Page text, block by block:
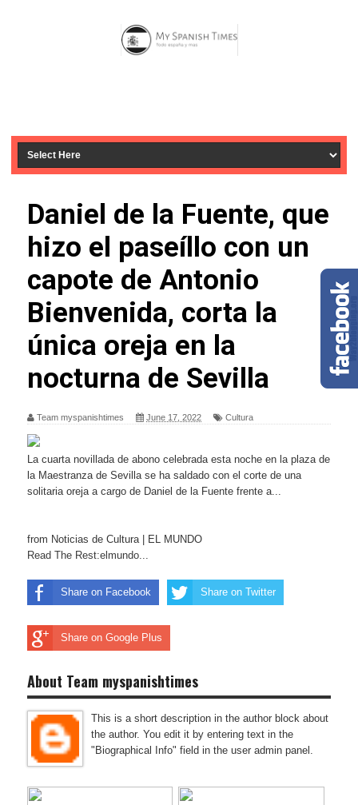
Daniel de la Fuente, que
hizo el paseíllo con un
capote de Antonio
Bienvenida, corta la
única oreja en la
nocturna de Sevilla
Team myspanishtimes June 17, 2022 Cultura
La cuarta novillada de abono celebrada esta noche en la plaza de
la Maestranza de Sevilla se ha saldado con el corte de una
solitaria oreja a cargo de Daniel de la Fuente frente a...
from Noticias de Cultura | EL MUNDO
Read The Rest:elmundo...
Share on Facebook Share on Twitter
Share on Google Plus
About Team myspanishtimes
This is a short description in the author block about
the author. You edit it by entering text in the
"Biographical Info" field in the user admin panel.